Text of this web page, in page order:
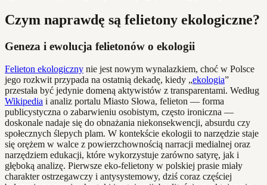
Czym naprawdę są felietony ekologiczne?
Geneza i ewolucja felietonów o ekologii
Felieton ekologiczny nie jest nowym wynalazkiem, choć w Polsce
jego rozkwit przypada na ostatnią dekadę, kiedy „ekologia”
przestała być jedynie domeną aktywistów z transparentami. Według
Wikipedia i analiz portalu Miasto Słowa, felieton — forma
publicystyczna o zabarwieniu osobistym, często ironiczna —
doskonale nadaje się do obnażania niekonsekwencji, absurdu czy
społecznych ślepych plam. W kontekście ekologii to narzędzie staje
się orężem w walce z powierzchownością narracji medialnej oraz
narzędziem edukacji, które wykorzystuje zarówno satyrę, jak i
głęboką analizę. Pierwsze eko-felietony w polskiej prasie miały
charakter ostrzegawczy i antysystemowy, dziś coraz częściej